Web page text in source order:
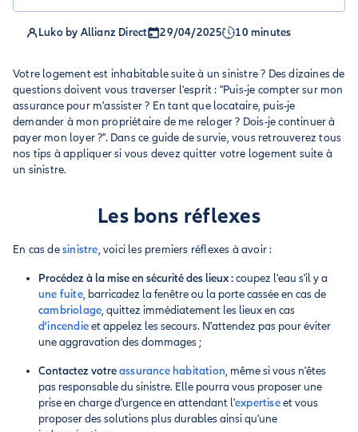
Luko by Allianz Direct 29/04/2025 10 minutes
Votre logement est inhabitable suite à un sinistre ? Des dizaines de
questions doivent vous traverser l'esprit : "Puis-je compter sur mon
assurance pour m'assister ? En tant que locataire, puis-je
demander à mon propriétaire de me reloger ? Dois-je continuer à
payer mon loyer ?". Dans ce guide de survie, vous retrouverez tous
nos tips à appliquer si vous devez quitter votre logement suite à
un sinistre.
Les bons réflexes
En cas desinistre, voici les premiers réflexes à avoir :
Procédez à la mise en sécurité des lieux :coupez l'eau s'il y a
une fuite, barricadez la fenêtre ou la porte cassée en cas de
cambriolage, quittez immédiatement les lieux en cas
d'incendieet appelez les secours. N'attendez pas pour éviter
une aggravation des dommages ;
Contactez votreassurance habitation, même si vous n'êtes
pas responsable du sinistre. Elle pourra vous proposer une
prise en charge d'urgence en attendant l'expertiseet vous
proposer des solutions plus durables ainsi qu'une